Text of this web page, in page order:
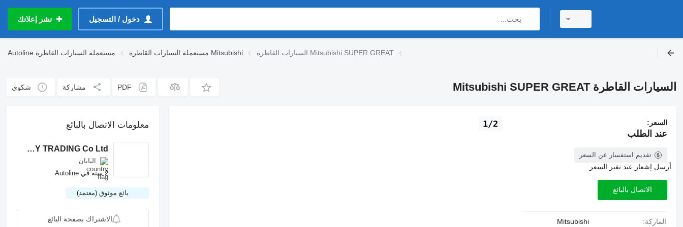
دخول / التسجيل نشر إعلانك
Autoline مستعملة السيارات القاطرة مستعملة السيارات القاطرة Mitsubishi السيارات القاطرة Mitsubishi SUPER GREAT
السيارات القاطرة Mitsubishi SUPER GREAT PDF مشاركة شكوى
1/2 السعر:
عند الطلب
تقديم استفسار عن السعر
أرسل إشعار عند تغير السعر
الاتصال بالبائع
الماركة: Mitsubishi
معلومات الاتصال بالبائع
EVERY TRADING Co Ltd
اليابان
2 سنة في Autoline
بائع موثوق (معتمد)
الاشتراك بصفحة البائع